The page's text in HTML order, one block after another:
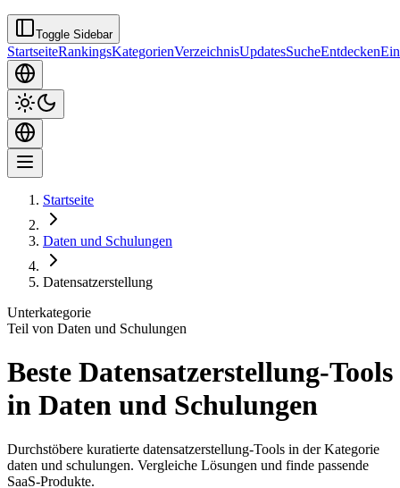
Toggle Sidebar
StartseiteRankingsKategorienVerzeichnisUpdatesSucheEntdecken
Startseite
Daten und Schulungen
Datensatzerstellung
Unterkategorie
Teil von Daten und Schulungen
Beste Datensatzerstellung-Tools
in Daten und Schulungen
Durchstöbere kuratierte datensatzerstellung-Tools in der Kategorie
daten und schulungen. Vergleiche Lösungen und finde passende
SaaS-Produkte.